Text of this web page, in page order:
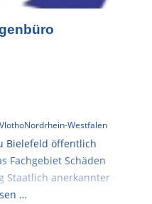
VlothoNordrhein-Westfalen
Bielefeld öffentlich
Fachgebiet Schäden
Staatlich anerkannter
…